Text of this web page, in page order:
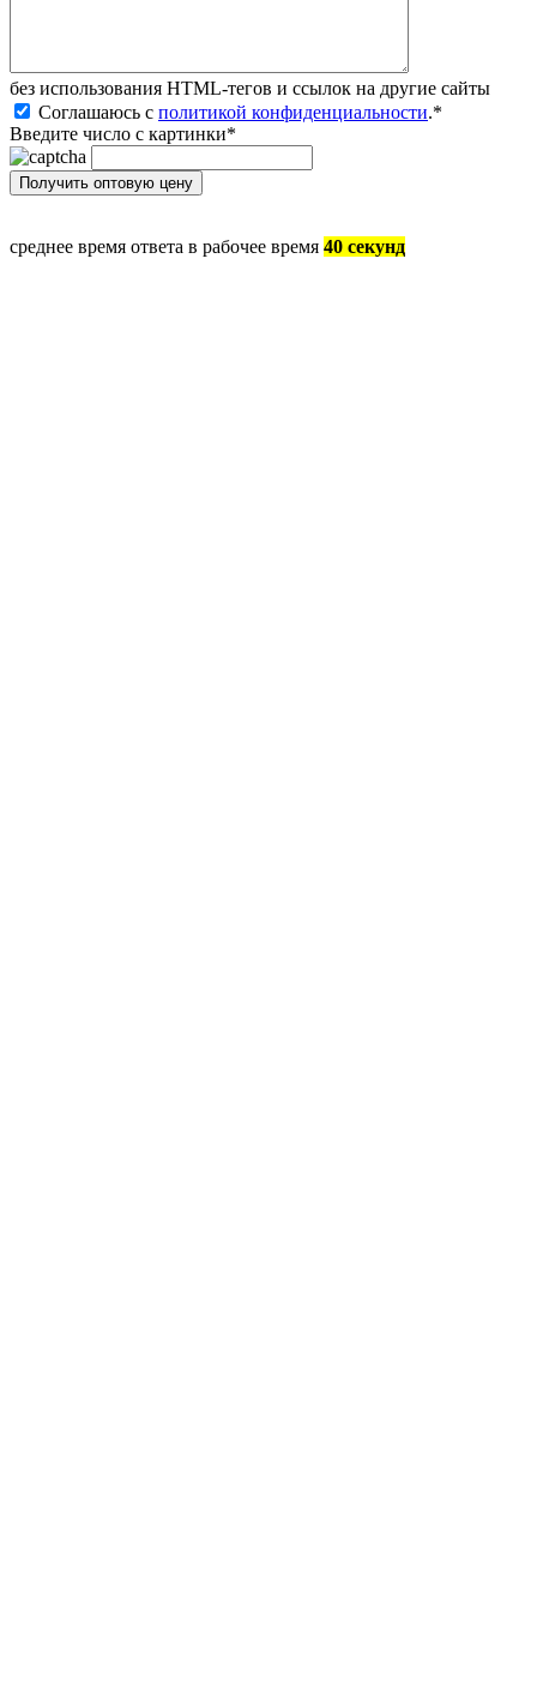
без иcпользования HTML-тегов и ссылок на другие сайты
Соглашаюсь с политикой конфиденциальности.*
Введите число с картинки*
среднее время ответа в рабочее время 40 секунд